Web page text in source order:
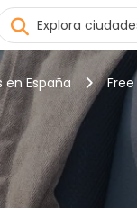
en España